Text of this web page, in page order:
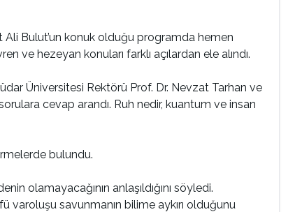
Ali Bulut’un konuk olduğu programda hemen
ve hezeyan konuları farklı açılardan ele alındı.
Üniversitesi Rektörü Prof. Dr. Nevzat Tarhan ve
cevap arandı. Ruh nedir, kuantum ve insan
bulundu.
olamayacağının anlaşıldığını söyledi.
savunmanın bilime aykırı olduğunu